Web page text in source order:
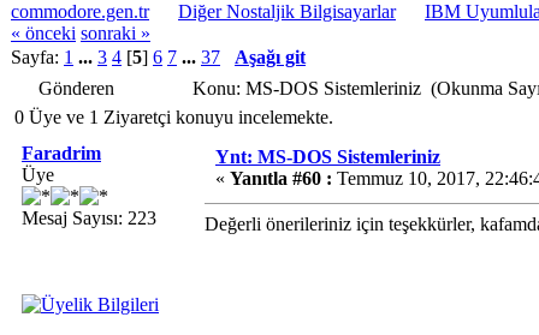
commodore.gen.tr Diğer Nostaljik Bilgisayarlar
IBM
« önceki sonraki »
Sayfa: 1 ... 3 4 [5] 6 7 ... 37
Aşağı git
Gönderen
Konu: MS-DOS Sistemleriniz (Okunma
0 Üye ve 1 Ziyaretçi konuyu incelemekte.
Faradrim
Üye
Mesaj Sayısı: 223
Ynt: MS-DOS Sistemleriniz
« Yanıtla #60 : Temmuz 10, 2017,
Değerli önerileriniz için teşekkürler,